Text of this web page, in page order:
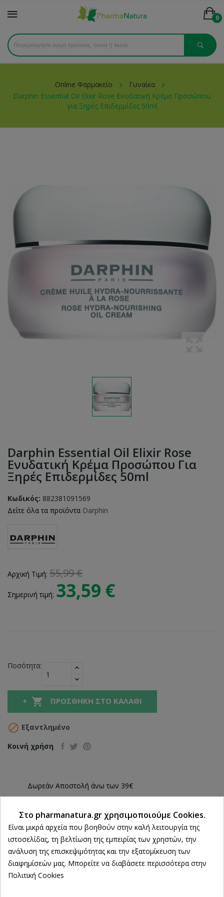
0
Online Φαρμακείο
Γυναίκα
Darphin Essential Oil Elixir Rose Ενυδατική Κρέμα Προσώπου
για Ξηρές Επιδερμίδες 50ml
Darphin Essential Oil Elixir Rose
Ενυδατική Κρέμα Προσώπου Για
Ξηρές Επιδερμίδες 50ml
Κωδικός: 882381091569
Δείτε όλα τα προϊόντα Darphin
Αρχική Τιμή: 55,99 €
Σημερινή τιμή: 33,59 €
Ποσότητα:
 ΠΡΟΣΘΉΚΗ ΣΤΟ ΚΑΛΆΘΙ
 Εξαντλημένο
Κοινή χρήση
Δωρεάν Αποστολή άνω των 39€
100% Επιστροφή χρημάτων
εντός 14 ημερών
Άμεση Παραλαβή
από 2 Φυσικά Καταστήματα
Στο pharmanatura.gr χρησιμοποιούμε Cookies.
Είναι μικρά αρχεία που βοηθούν στην καλή λειτουργία της
ιστοσελίδας, τη βελτίωση της εμπειρίας των χρηστών, την
ανάλυση της επισκεψιμότητας και την εξατομίκευση των
διαφημίσεών μας. Μπορείτε να διαβάσετε περισσότερα στην
Πολιτική Cookies